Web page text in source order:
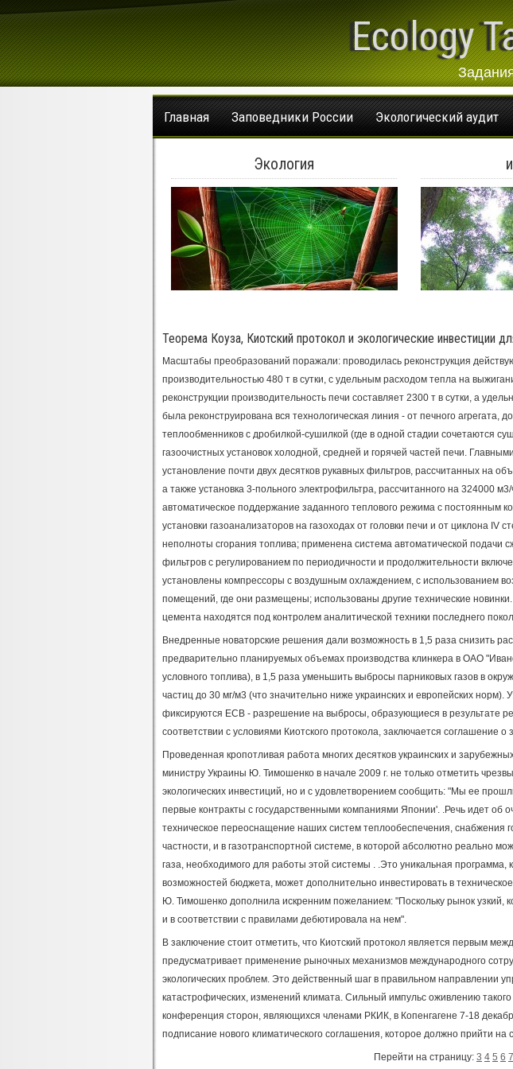
Ecology
Главная Заповедники России Экологический аудит
Экология
Теорема Коуза, Киотский протокол и экологические инвестиции
Масштабы преобразований поражали: проводилась реконструкция
производительностью 480 т в сутки, с удельным расходом тепла на
реконструкции производительность печи составляет 2300 т в сутки, а
была реконструирована вся технологическая линия - от печного агрегата,
теплообменников с дробилкой-сушилкой (где в одной стадии сочетаются
газоочистных установок холодной, средней и горячей частей печи.
установление почти двух десятков рукавных фильтров, рассчитанных на
а также установка 3-польного электрофильтра, рассчитанного на 324000
автоматическое поддержание заданного теплового режима с постоянным
установки газоанализаторов на газоходах от головки печи и от циклона IV
неполноты сгорания топлива; применена система автоматической подачи
фильтров с регулированием по периодичности и продолжительности
установлены компрессоры с воздушным охлаждением, с использованием
помещений, где они размещены; использованы другие технические
цемента находятся под контролем аналитической техники последнего
Внедренные новаторские решения дали возможность в 1,5 раза снизить
предварительно планируемых объемах производства клинкера в ОАО
условного топлива), в 1,5 раза уменьшить выбросы парниковых газов в
частиц до 30 мг/м3 (что значительно ниже украинских и европейских
фиксируются ЕСВ - разрешение на выбросы, образующиеся в результате
соответствии с условиями Киотского протокола, заключается соглашение о
Проведенная кропотливая работа многих десятков украинских и
министру Украины Ю. Тимошенко в начале 2009 г. не только отметить
экологических инвестиций, но и с удовлетворением сообщить: "Мы ее
первые контракты с государственными компаниями Японии'. .Речь идет об
техническое переоснащение наших систем теплообеспечения, снабжения
частности, и в газотранспортной системе, в которой абсолютно реально
газа, необходимого для работы этой системы . .Это уникальная
возможностей бюджета, может дополнительно инвестировать в
Ю. Тимошенко дополнила искренним пожеланием: "Поскольку рынок узкий,
и в соответствии с правилами дебютировала на нем".
В заключение стоит отметить, что Киотский протокол является первым
предусматривает применение рыночных механизмов международного
экологических проблем. Это действенный шаг в правильном направлении
катастрофических, изменений климата. Сильный импульс оживлению
конференция сторон, являющихся членами РКИК, в Копенгагене 7-18
подписание нового климатического соглашения, которое должно прийти на
Перейти на страницу: 3 4 5 6 7